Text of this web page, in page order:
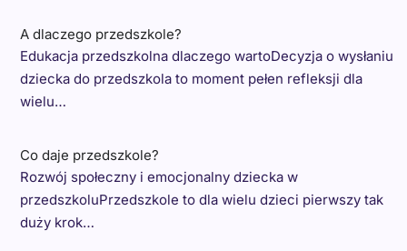
A dlaczego przedszkole?
Edukacja przedszkolna dlaczego wartoDecyzja o wysłaniu
dziecka do przedszkola to moment pełen refleksji dla
wielu…
Co daje przedszkole?
Rozwój społeczny i emocjonalny dziecka w
przedszkoluPrzedszkole to dla wielu dzieci pierwszy tak
duży krok…